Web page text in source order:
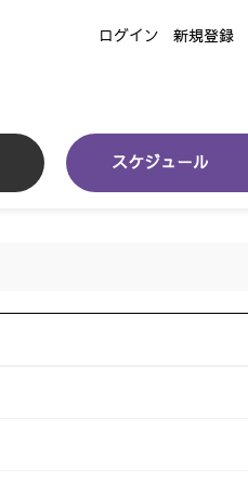
ログイン 新規登録
スケジュール